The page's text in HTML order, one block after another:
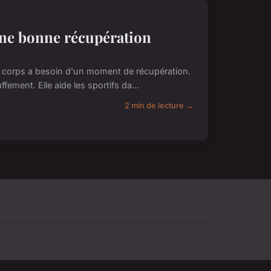
bonne récupération
a besoin d'un moment de récupération.
Elle aide les sportifs da...
2 min de lecture →